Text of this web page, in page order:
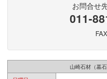
お問合せ
011-
山崎石材（墓